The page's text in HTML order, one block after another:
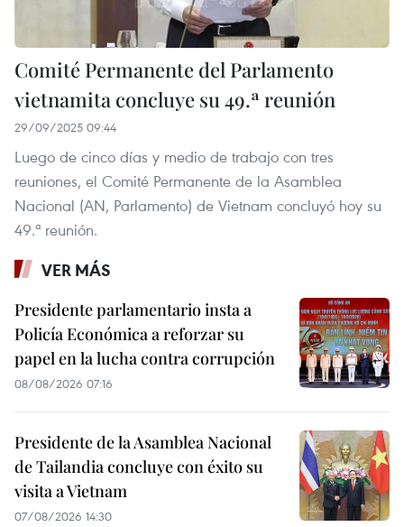
Comité Permanente del Parlamento
vietnamita concluye su 49.ª reunión
29/09/2025 09:44
Luego de cinco días y medio de trabajo con tres
reuniones, el Comité Permanente de la Asamblea
Nacional (AN, Parlamento) de Vietnam concluyó hoy su
49.ª reunión.
VER MÁS
Presidente parlamentario insta a
Policía Económica a reforzar su
papel en la lucha contra corrupción
08/08/2026 07:16
Presidente de la Asamblea Nacional
de Tailandia concluye con éxito su
visita a Vietnam
07/08/2026 14:30